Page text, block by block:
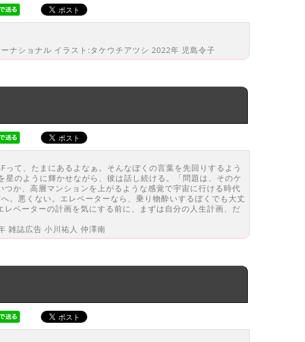
ナショナル イラスト:タケウチアツシ 2022年 児島令子
て、たまにあるよなぁ。そんなぼくの言葉を先回りするよう
のように輝かせながら、彼は話し続ける。「問題は、そのケ
か、高層マンションを上がるような感覚で宇宙に行ける時代
。悪くない。エレベーターなら、乗り物酔いするぼくでも大丈
ベーターの計画を気にする前に、まずは自分の人生計画、だ
雑誌広告 小川祐人 仲澤南